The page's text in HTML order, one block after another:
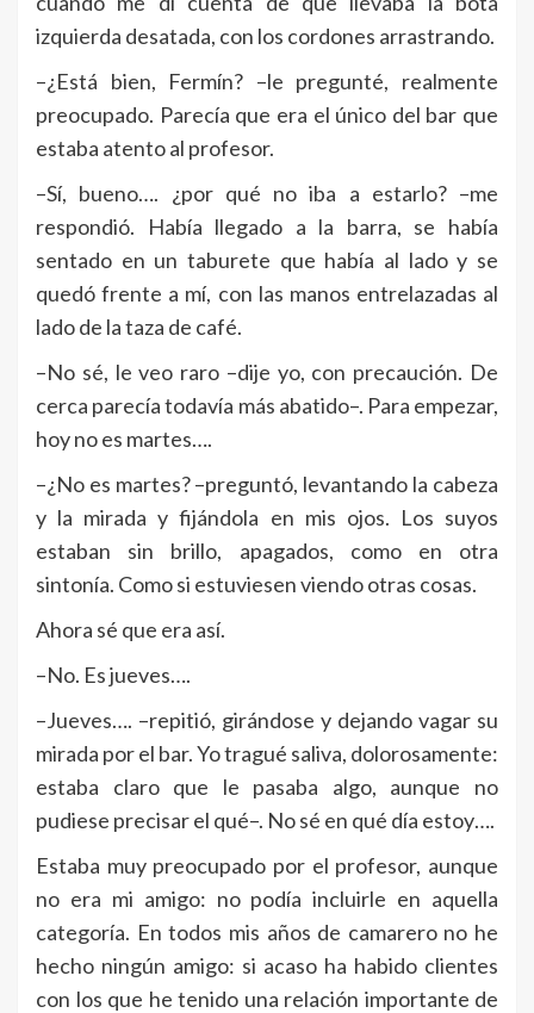
izquierda desatada, con los cordones arrastrando.
–¿Está bien, Fermín? –le pregunté, realmente
preocupado. Parecía que era el único del bar que
estaba atento al profesor.
–Sí, bueno…. ¿por qué no iba a estarlo? –me
respondió. Había llegado a la barra, se había
sentado en un taburete que había al lado y se
quedó frente a mí, con las manos entrelazadas al
lado de la taza de café.
–No sé, le veo raro –dije yo, con precaución. De
cerca parecía todavía más abatido–. Para empezar,
hoy no es martes….
–¿No es martes? –preguntó, levantando la cabeza
y la mirada y fijándola en mis ojos. Los suyos
estaban sin brillo, apagados, como en otra
sintonía. Como si estuviesen viendo otras cosas.
Ahora sé que era así.
–No. Es jueves….
–Jueves…. –repitió, girándose y dejando vagar su
mirada por el bar. Yo tragué saliva, dolorosamente:
estaba claro que le pasaba algo, aunque no
pudiese precisar el qué–. No sé en qué día estoy….
Estaba muy preocupado por el profesor, aunque
no era mi amigo: no podía incluirle en aquella
categoría. En todos mis años de camarero no he
hecho ningún amigo: si acaso ha habido clientes
con los que he tenido una relación importante de